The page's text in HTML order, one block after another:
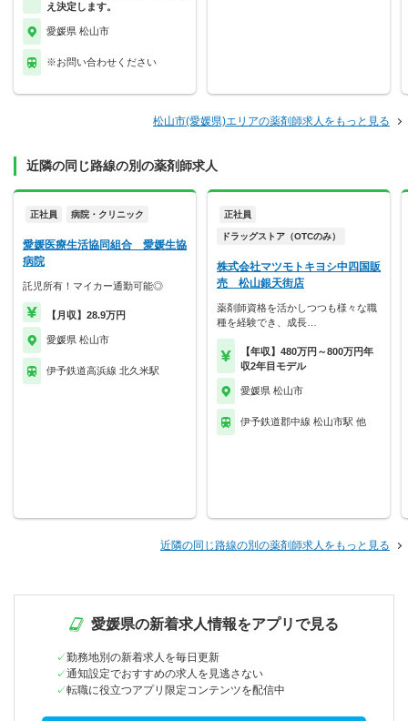
え決定します。
愛媛県 松山市
※お問い合わせください
松山市(愛媛県)エリアの薬剤師求人をもっと見る
近隣の同じ路線の別の薬剤師求人
正社員 病院・クリニック
愛媛医療生活協同組合 愛媛生協
病院
託児所有！マイカー通勤可能◎
【月収】28.9万円
愛媛県 松山市
伊予鉄道高浜線 北久米駅
正社員
ドラッグストア（OTCのみ）
株式会社マツモトキヨシ中四国販
売 松山銀天街店
薬剤師資格を活かしつつも様々な職
種を経験でき、成長…
【年収】480万円～800万円年
収2年目モデル
愛媛県 松山市
伊予鉄道郡中線 松山市駅 他
近隣の同じ路線の別の薬剤師求人をもっと見る
愛媛県の新着求人情報をアプリで見る
勤務地別の新着求人を毎日更新
通知設定でおすすめの求人を見逃さない
転職に役立つアプリ限定コンテンツを配信中